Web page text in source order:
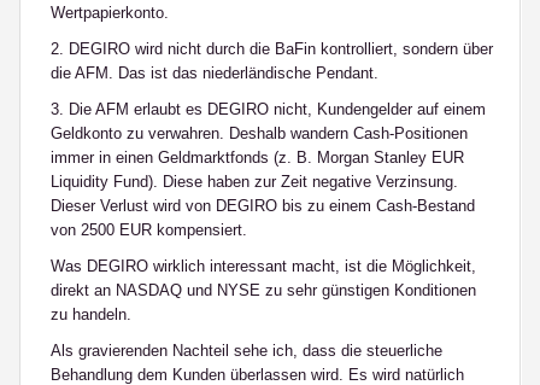
Wertpapierkonto.
2. DEGIRO wird nicht durch die BaFin kontrolliert, sondern über
die AFM. Das ist das niederländische Pendant.
3. Die AFM erlaubt es DEGIRO nicht, Kundengelder auf einem
Geldkonto zu verwahren. Deshalb wandern Cash-Positionen
immer in einen Geldmarktfonds (z. B. Morgan Stanley EUR
Liquidity Fund). Diese haben zur Zeit negative Verzinsung.
Dieser Verlust wird von DEGIRO bis zu einem Cash-Bestand
von 2500 EUR kompensiert.
Was DEGIRO wirklich interessant macht, ist die Möglichkeit,
direkt an NASDAQ und NYSE zu sehr günstigen Konditionen
zu handeln.
Als gravierenden Nachteil sehe ich, dass die steuerliche
Behandlung dem Kunden überlassen wird. Es wird natürlich